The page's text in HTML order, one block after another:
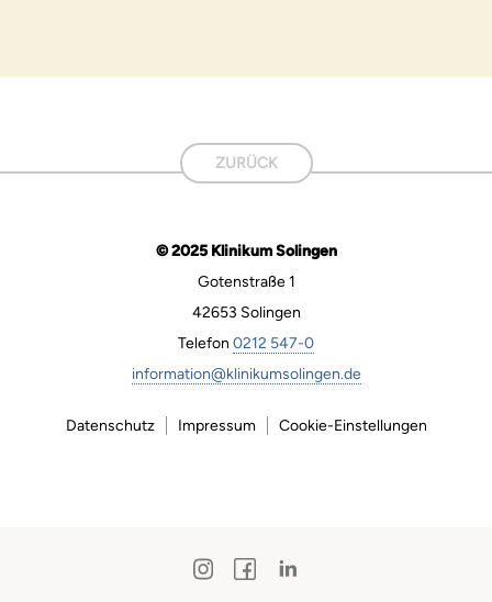
ZURÜCK
© 2025 Klinikum Solingen
Gotenstraße 1
42653 Solingen
Telefon 0212 547-0
information@klinikumsolingen.de
Datenschutz Impressum Cookie-Einstellungen